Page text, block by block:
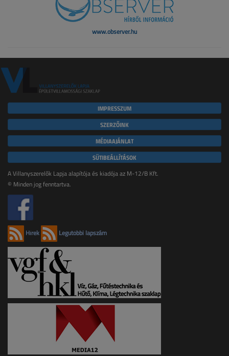
www.observer.hu
IMPRESSZUM
SZERZŐINK
MÉDIAAJÁNLAT
SÜTIBEÁLLÍTÁSOK
A Villanyszerelők Lapja alapítója és kiadója az M-12/B Kft.
© Minden jog fenntartva.
Hírek Legutóbbi lapszám